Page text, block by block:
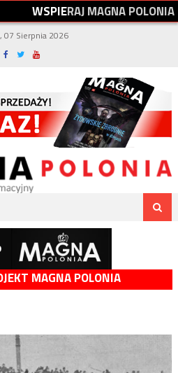
WSPIERAJMAGNAPOLONIA
07 Sierpnia 2026
MAGNA POLONIA